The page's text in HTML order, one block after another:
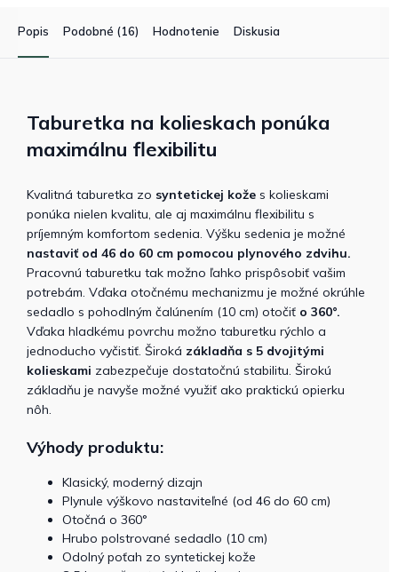
Popis Podobné (16) Hodnotenie Diskusia
Taburetka na kolieskach ponúka
maximálnu flexibilitu
Kvalitná taburetka zo syntetickej kože s kolieskami
ponúka nielen kvalitu, ale aj maximálnu flexibilitu s
príjemným komfortom sedenia. Výšku sedenia je možné
nastaviť od 46 do 60 cm pomocou plynového zdvihu.
Pracovnú taburetku tak možno ľahko prispôsobiť vašim
potrebám. Vďaka otočnému mechanizmu je možné okrúhle
sedadlo s pohodlným čalúnením (10 cm) otočiť o 360°.
Vďaka hladkému povrchu možno taburetku rýchlo a
jednoducho vyčistiť. Široká základňa s 5 dvojitými
kolieskami zabezpečuje dostatočnú stabilitu. Širokú
základňu je navyše možné využiť ako praktickú opierku
nôh.
Výhody produktu:
Klasický, moderný dizajn
Plynule výškovo nastaviteľné (od 46 do 60 cm)
Otočná o 360°
Hrubo polstrované sedadlo (10 cm)
Odolný poťah zo syntetickej kože